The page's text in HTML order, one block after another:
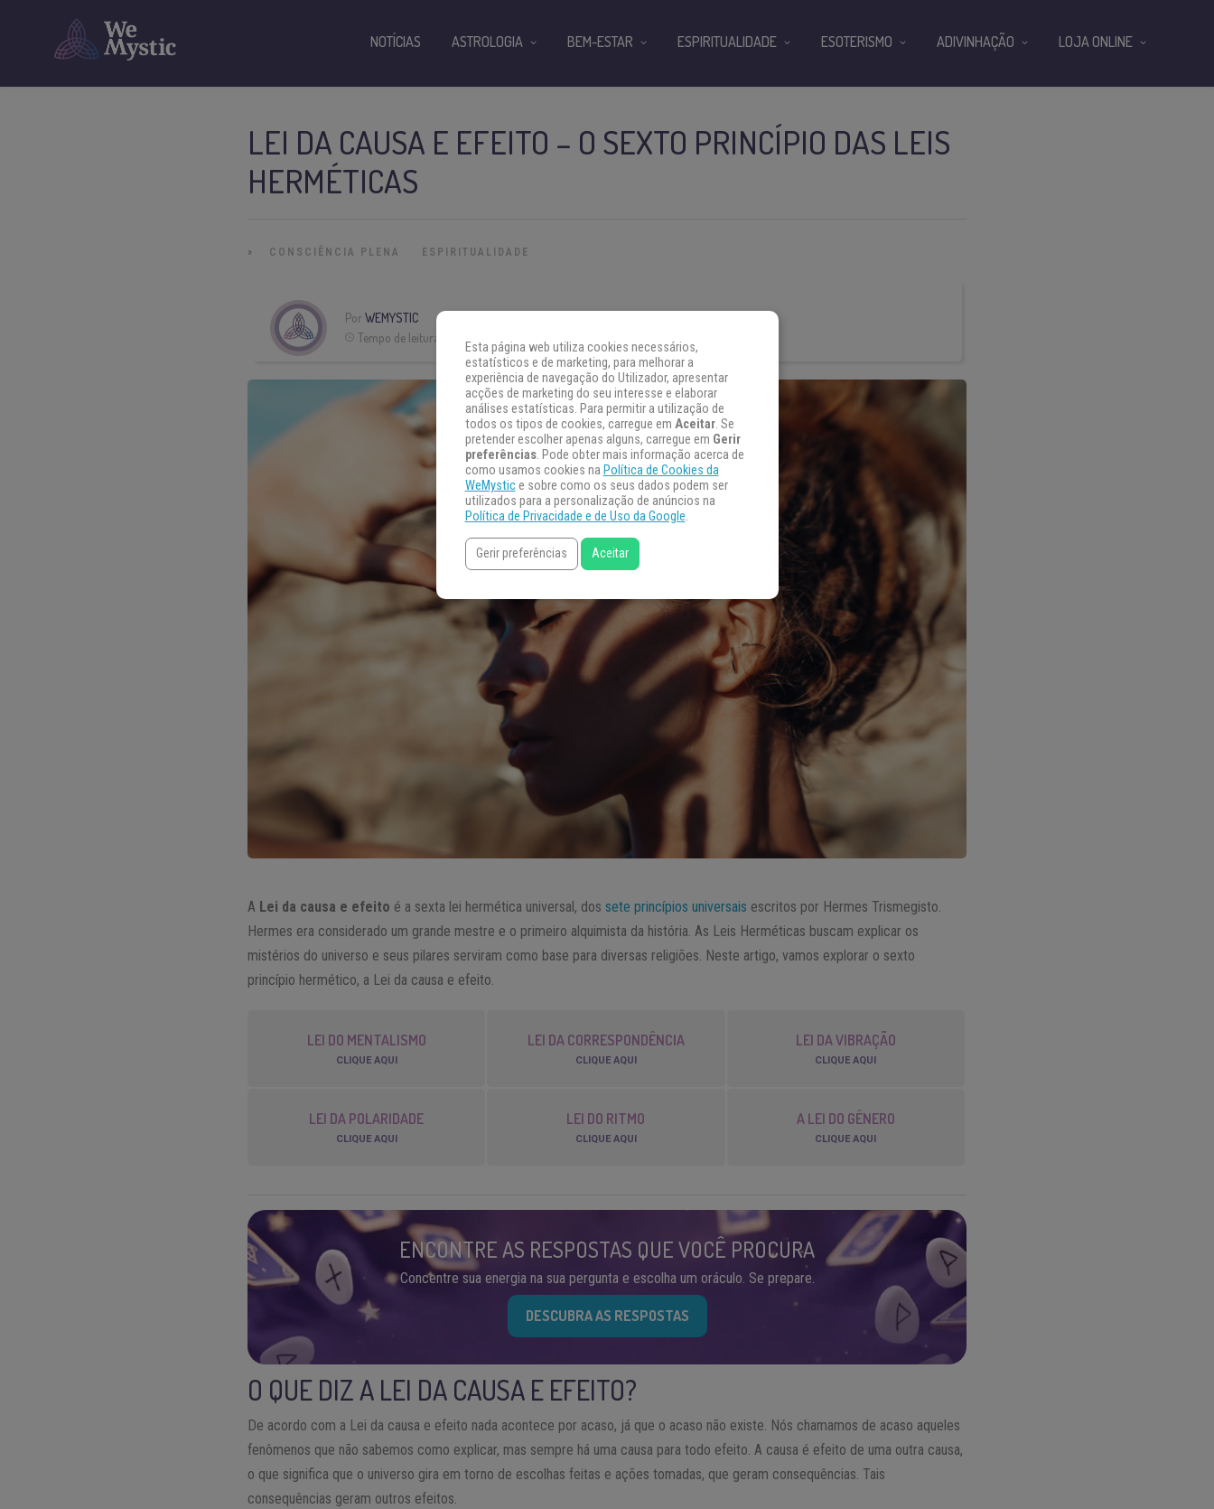
LEI DA CAUSA E EFEITO – O SEXTO PRINCÍPIO DAS LEIS
HERMÉTICAS
» CONSCIÊNCIA PLENA ESPIRITUALIDADE
Por WEMYSTIC
Tempo de leitura:
A Lei da causa e efeito é a sexta lei hermética universal, dossete princípios universais escritos por Hermes Trismegisto.
Hermes era considerado um grande mestre e o primeiro alquimista da história. As Leis Herméticas buscam explicar os
mistérios do universo e seus pilares serviram como base para diversas religiões. Neste artigo, vamos explorar o sexto
princípio hermético, a Lei da causa e efeito.
LEI DO MENTALISMO
CLIQUE AQUI
LEI DA CORRESPONDÊNCIA
CLIQUE AQUI
LEI DA VIBRAÇÃO
CLIQUE AQUI
LEI DA POLARIDADE
CLIQUE AQUI
LEI DO RITMO
CLIQUE AQUI
A LEI DO GÊNERO
CLIQUE AQUI
ENCONTRE AS RESPOSTAS QUE VOCÊ PROCURA
Concentre sua energia na sua pergunta e escolha um oráculo. Se prepare.
DESCUBRA AS RESPOSTAS
O QUE DIZ A LEI DA CAUSA E EFEITO?
De acordo com a Lei da causa e efeito nada acontece por acaso, já que o acaso não existe. Nós chamamos de acaso aqueles
fenômenos que não sabemos como explicar, mas sempre há uma causa para todo efeito. A causa é efeito de uma outra causa,
o que significa que o universo gira em torno de escolhas feitas e ações tomadas, que geram consequências. Tais
consequências geram outros efeitos.
NOTÍCIAS ASTROLOGIA BEM-ESTAR ESPIRITUALIDADE ESOTERISMO ADIVINHAÇÃO LOJA ONLINE
Esta página web utiliza cookies necessários,
estatísticos e de marketing, para melhorar a
experiência de navegação do Utilizador, apresentar
acções de marketing do seu interesse e elaborar
análises estatísticas. Para permitir a utilização de
todos os tipos de cookies, carregue em Aceitar. Se
pretender escolher apenas alguns, carregue em Gerir
preferências. Pode obter mais informação acerca de
como usamos cookies na Política de Cookies da
WeMystice sobre como os seus dados podem ser
utilizados para a personalização de anúncios na
Política de Privacidade e de Uso da Google.
Gerir preferências Aceitar